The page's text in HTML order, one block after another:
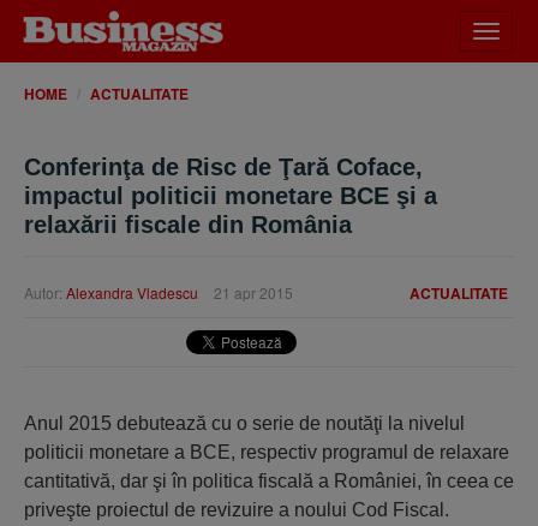
meniu
HOME ACTUALITATE
Conferinţa de Risc de Ţară Coface,
impactul politicii monetare BCE şi a
relaxării fiscale din România
ACTUALITATE
Autor: Alexandra Vladescu 21 apr 2015
Anul 2015 debutează cu o serie de noutăţi la nivelul
politicii monetare a BCE, respectiv programul de relaxare
cantitativă, dar şi în politica fiscală a României, în ceea ce
priveşte proiectul de revizuire a noului Cod Fiscal.